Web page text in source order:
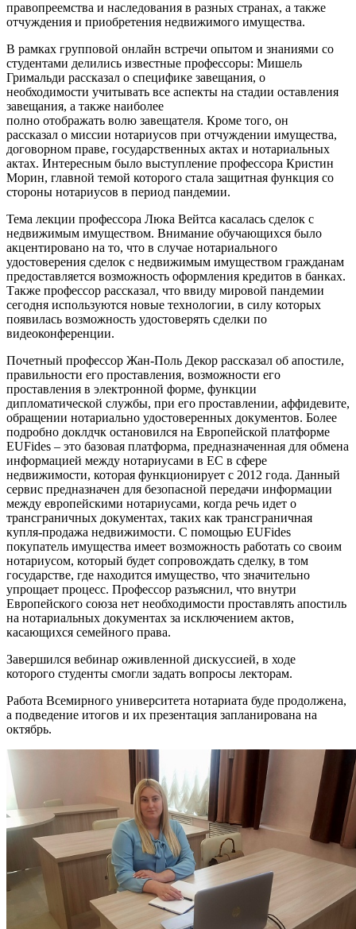
правопреемства и наследования в разных странах, а также
отчуждения и приобретения недвижимого имущества.
В рамках групповой онлайн встречи опытом и знаниями со
студентами делились известные профессоры: Мишель
Гримальди рассказал о специфике завещания, о
необходимости учитывать все аспекты на стадии оставления
завещания, а также наиболее
полно отображать волю завещателя. Кроме того, он
рассказал о миссии нотариусов при отчуждении имущества,
договорном праве, государственных актах и нотариальных
актах. Интересным было выступление профессора Кристин
Морин, главной темой которого стала защитная функция со
стороны нотариусов в период пандемии.
Тема лекции профессора Люка Вейтса касалась сделок с
недвижимым имуществом. Внимание обучающихся было
акцентировано на то, что в случае нотариального
удостоверения сделок с недвижимым имуществом гражданам
предоставляется возможность оформления кредитов в банках.
Также профессор рассказал, что ввиду мировой пандемии
сегодня используются новые технологии, в силу которых
появилась возможность удостоверять сделки по
видеоконференции.
Почетный профессор Жан-Поль Декор рассказал об апостиле,
правильности его проставления, возможности его
проставления в электронной форме, функции
дипломатической службы, при его проставлении, аффидевите,
обращении нотариально удостоверенных документов. Более
подробно доклдчк остановился на Европейской платформе
EUFides – это базовая платформа, предназначенная для обмена
информацией между нотариусами в ЕС в сфере
недвижимости, которая функционирует с 2012 года. Данный
сервис предназначен для безопасной передачи информации
между европейскими нотариусами, когда речь идет о
трансграничных документах, таких как трансграничная
купля-продажа недвижимости. С помощью EUFides
покупатель имущества имеет возможность работать со своим
нотариусом, который будет сопровождать сделку, в том
государстве, где находится имущество, что значительно
упрощает процесс. Профессор разъяснил, что внутри
Европейского союза нет необходимости проставлять апостиль
на нотариальных документах за исключением актов,
касающихся семейного права.
Завершился вебинар оживленной дискуссией, в ходе
которого студенты смогли задать вопросы лекторам.
Работа Всемирного университета нотариата буде продолжена,
а подведение итогов и их презентация запланирована на
октябрь.